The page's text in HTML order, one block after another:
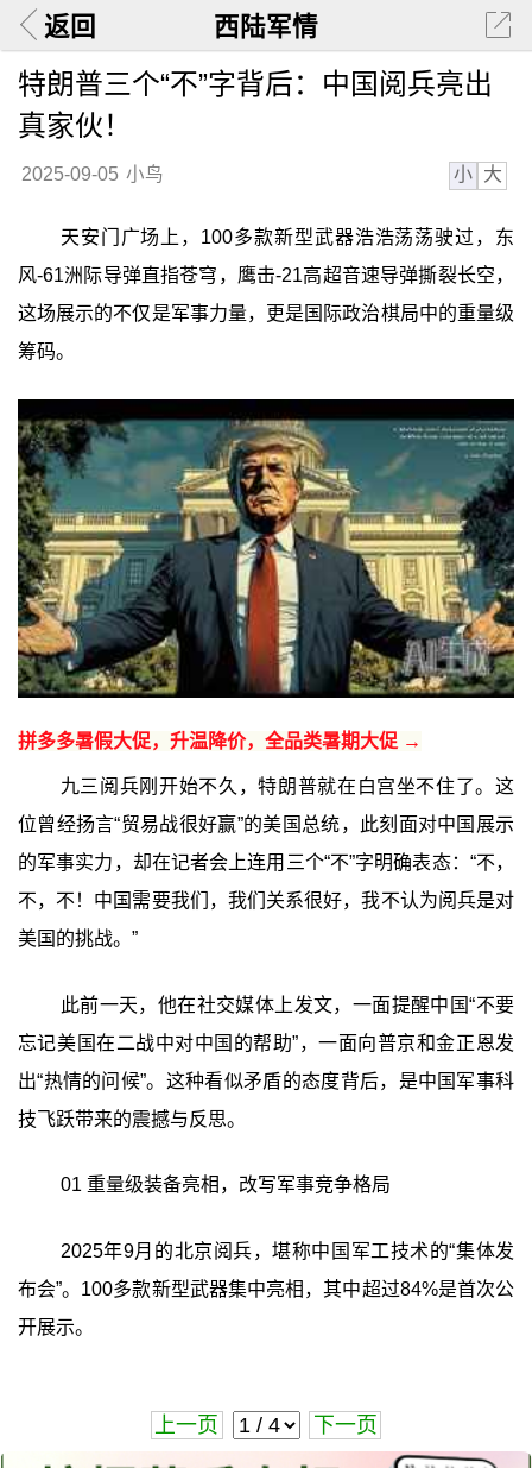
返回 西陆军情
特朗普三个“不”字背后：中国阅兵亮出
真家伙！
2025-09-05 小鸟 小 大
天安门广场上，100多款新型武器浩浩荡荡驶过，东
风-61洲际导弹直指苍穹，鹰击-21高超音速导弹撕裂长空，
这场展示的不仅是军事力量，更是国际政治棋局中的重量级
筹码。
拼多多暑假大促，升温降价，全品类暑期大促 →
九三阅兵刚开始不久，特朗普就在白宫坐不住了。这
位曾经扬言“贸易战很好赢”的美国总统，此刻面对中国展示
的军事实力，却在记者会上连用三个“不”字明确表态：“不，
不，不！中国需要我们，我们关系很好，我不认为阅兵是对
美国的挑战。”
此前一天，他在社交媒体上发文，一面提醒中国“不要
忘记美国在二战中对中国的帮助”，一面向普京和金正恩发
出“热情的问候”。这种看似矛盾的态度背后，是中国军事科
技飞跃带来的震撼与反思。
01 重量级装备亮相，改写军事竞争格局
2025年9月的北京阅兵，堪称中国军工技术的“集体发
布会”。100多款新型武器集中亮相，其中超过84%是首次公
开展示。
上一页 下一页